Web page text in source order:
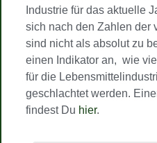
Industrie für das aktuelle
sich nach den Zahlen der
sind nicht als absolut zu
einen Indikator an, wie
für die
geschlachtet werden.
findest Du hier.